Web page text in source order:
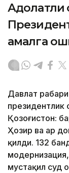
Адолатли
амалга
Давлат
президентлик
Қозоғистон:
Ҳозир ва ҳар
қилди. 132
мустақил суд